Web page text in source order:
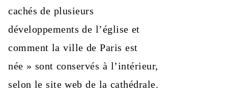
cachés de plusieurs
développements de l’église et
comment la ville de Paris est
née » sont conservés à l’intérieur,
selon le site web de la cathédrale.